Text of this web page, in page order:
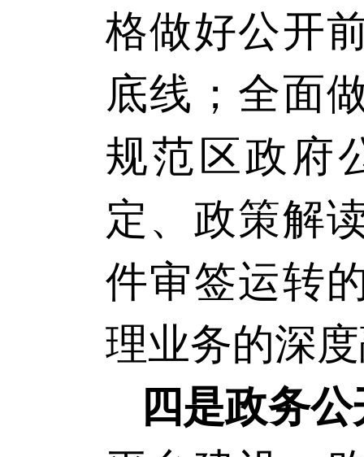
格做好公开
底线；全面
规范 区 政府
定、政策解
件审签运转
理业务的深
四是政务